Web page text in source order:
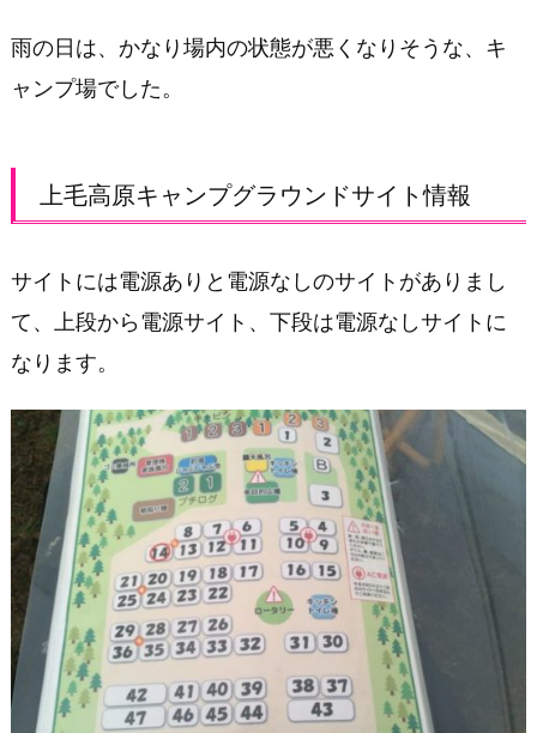
ド
サ
イ
報
毛
高
原
キ
ャ
ン
プ
グ
ラ
ウ
ン
ド
施
設
雨の日は、かなり場内の状態が悪くなりそうな、キ
ャンプ場でした。
上毛高原キャンプグラウンドサイト情報
サイトには電源ありと電源なしのサイトがありまし
て、上段から電源サイト、下段は電源なしサイトに
なります。